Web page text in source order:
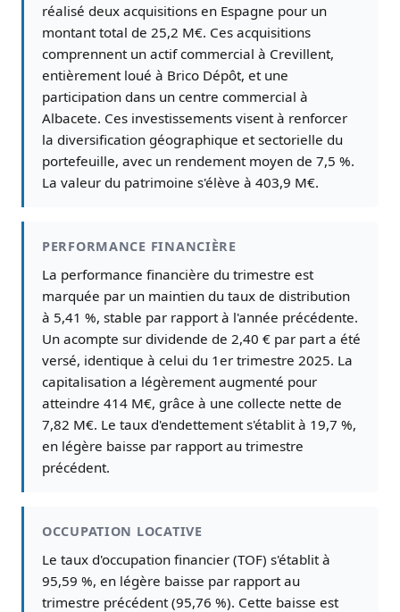
réalisé deux acquisitions en Espagne pour un
montant total de 25,2 M€. Ces acquisitions
comprennent un actif commercial à Crevillent,
entièrement loué à Brico Dépôt, et une
participation dans un centre commercial à
Albacete. Ces investissements visent à renforcer
la diversification géographique et sectorielle du
portefeuille, avec un rendement moyen de 7,5 %.
La valeur du patrimoine s'élève à 403,9 M€.
PERFORMANCE FINANCIÈRE
La performance financière du trimestre est
marquée par un maintien du taux de distribution
à 5,41 %, stable par rapport à l'année précédente.
Un acompte sur dividende de 2,40 € par part a été
versé, identique à celui du 1er trimestre 2025. La
capitalisation a légèrement augmenté pour
atteindre 414 M€, grâce à une collecte nette de
7,82 M€. Le taux d'endettement s'établit à 19,7 %,
en légère baisse par rapport au trimestre
précédent.
OCCUPATION LOCATIVE
Le taux d'occupation financier (TOF) s'établit à
95,59 %, en légère baisse par rapport au
trimestre précédent (95,76 %). Cette baisse est